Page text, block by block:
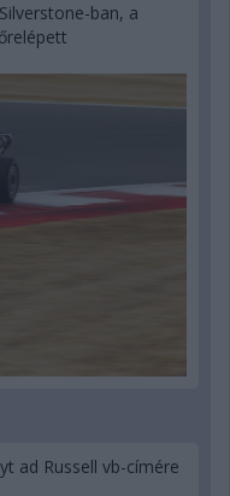
ban, a
ad Russell vb-címére